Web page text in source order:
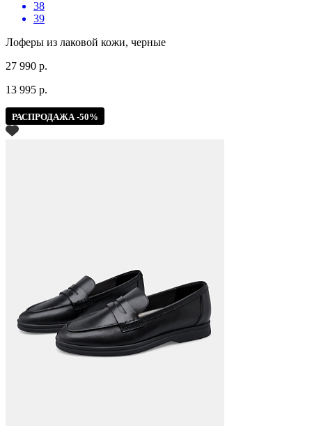
38
39
Лоферы из лаковой кожи, черные
27 990 р.
13 995 р.
РАСПРОДАЖА -50%